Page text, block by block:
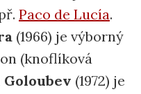
Paco de Lucía.
(1966) je výborný
(knoflíková
(1972) je